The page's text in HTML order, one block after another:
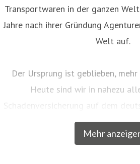
Mehr
Transportwaren in der ganzen
Jahre nach ihrer Gründung
Welt auf.
Der Ursprung ist geblieben,
Heute sind wir in nahezu
Schadenversicherung auf dem
EU-Ländern und der Schweiz
Breitengeschäft sind wir am